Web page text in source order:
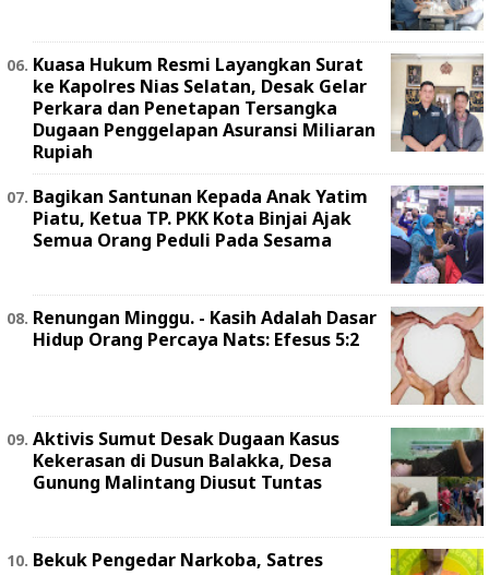
Kuasa Hukum Resmi Layangkan Surat
ke Kapolres Nias Selatan, Desak Gelar
Perkara dan Penetapan Tersangka
Dugaan Penggelapan Asuransi Miliaran
Rupiah
Bagikan Santunan Kepada Anak Yatim
Piatu, Ketua TP. PKK Kota Binjai Ajak
Semua Orang Peduli Pada Sesama
Renungan Minggu. - Kasih Adalah Dasar
Hidup Orang Percaya Nats: Efesus 5:2
Aktivis Sumut Desak Dugaan Kasus
Kekerasan di Dusun Balakka, Desa
Gunung Malintang Diusut Tuntas
Bekuk Pengedar Narkoba, Satres